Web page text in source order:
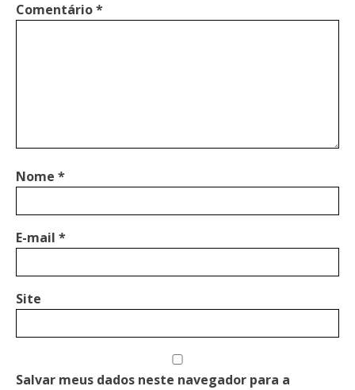
Comentário*
Nome *
E-mail *
Site
Salvar meus dados neste navegador para a